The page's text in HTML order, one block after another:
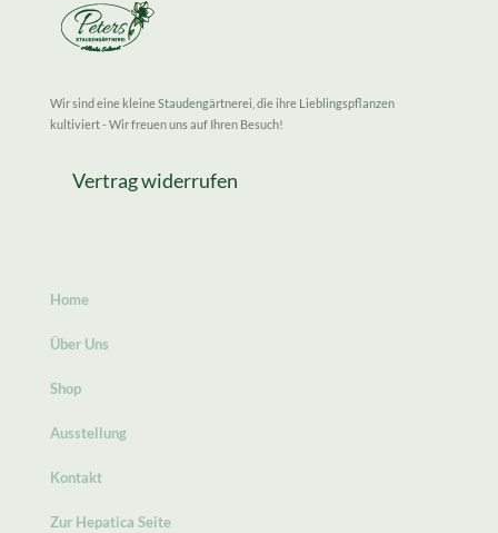
Wir sind eine kleine Staudengärtnerei, die ihre Lieblingspflanzen
kultiviert - Wir freuen uns auf Ihren Besuch!
Vertrag widerrufen
Home
Über Uns
Shop
Ausstellung
Kontakt
Zur Hepatica Seite